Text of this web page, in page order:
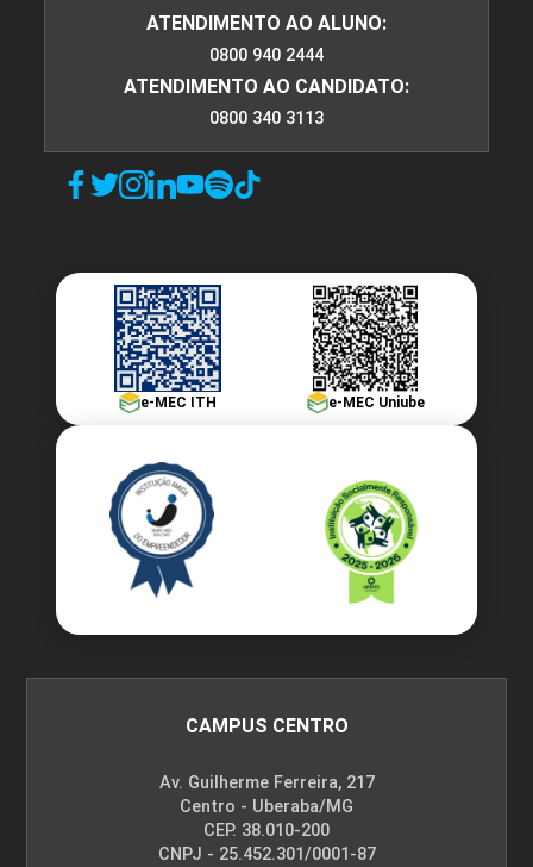
ATENDIMENTO AO ALUNO:
0800 940 2444
ATENDIMENTO AO CANDIDATO:
0800 340 3113
e-MEC ITH e-MEC Uniube
CAMPUS CENTRO
Av. Guilherme Ferreira, 217
Centro - Uberaba/MG
CEP. 38.010-200
CNPJ - 25.452.301/0001-87